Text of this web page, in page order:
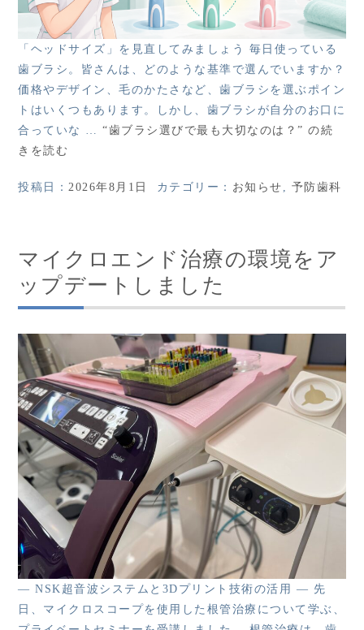
「ヘッドサイズ」を見直してみましょう 毎日使っている
歯ブラシ。皆さんは、どのような基準で選んでいますか？
価格やデザイン、毛のかたさなど、歯ブラシを選ぶポイン
トはいくつもあります。しかし、歯ブラシが自分のお口に
合っていな …“歯ブラシ選びで最も大切なのは？” の続
きを読む
投稿日：2026年8月1日 カテゴリー： お知らせ , 予防歯科
マイクロエンド治療の環境をア
ップデートしました
― NSK超音波システムと3Dプリント技術の活用 ― 先
日、マイクロスコープを使用した根管治療について学ぶ、